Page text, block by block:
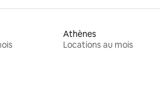
Athènes
Locations au mois